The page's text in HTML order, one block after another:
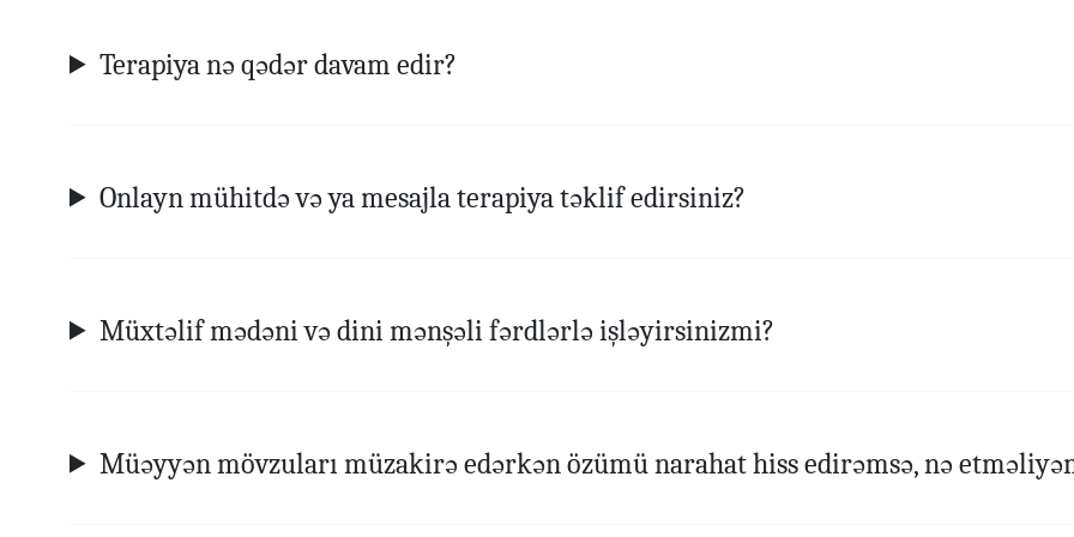
Terapiya nə qədər davam edir?
Onlayn mühitdə və ya mesajla terapiya təklif edirsiniz?
Müxtəlif mədəni və dini mənşəli fərdlərlə işləyirsinizmi?
Müəyyən mövzuları müzakirə edərkən özümü narahat hiss edirəmsə, nə